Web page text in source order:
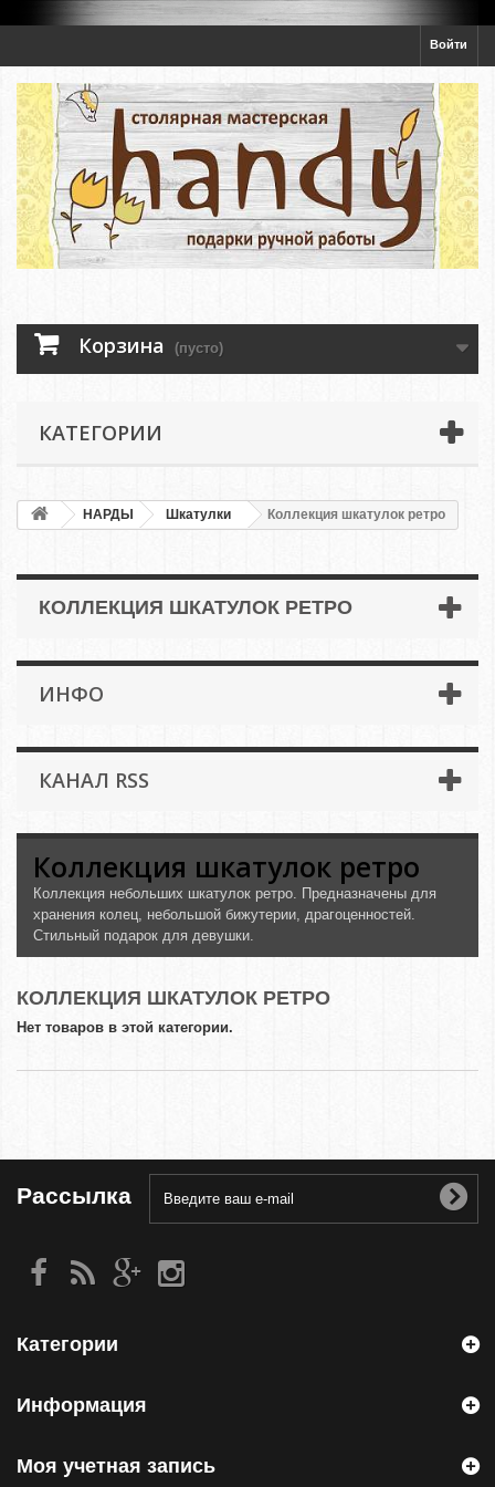
Войти
Корзина (пусто)
КАТЕГОРИИ
НАРДЫ Шкатулки Коллекция шкатулок ретро
КОЛЛЕКЦИЯ ШКАТУЛОК РЕТРО
ИНФО
КАНАЛ RSS
Коллекция шкатулок ретро
Коллекция небольших шкатулок ретро. Предназначены для
хранения колец, небольшой бижутерии, драгоценностей.
Стильный подарок для девушки.
КОЛЛЕКЦИЯ ШКАТУЛОК РЕТРО
Нет товаров в этой категории.
Рассылка
Категории
Информация
Моя учетная запись